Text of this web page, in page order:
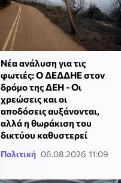
Νέα ανάλυση για τις
φωτιές: Ο ΔΕΔΔΗΕ στον
δρόμο της ΔΕΗ - Οι
χρεώσεις και οι
αποδόσεις αυξάνονται,
αλλά η θωράκιση του
δικτύου καθυστερεί
Πολιτική 06.08.2026 11:09